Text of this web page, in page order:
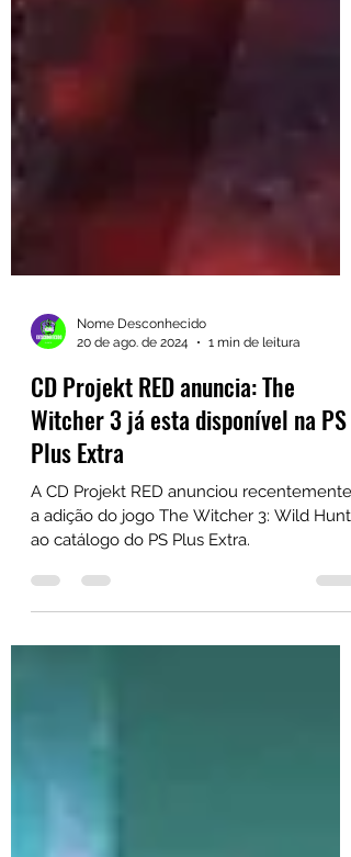
20 de ago. de 2024
1 min de leitura
CD Projekt RED anuncia: The
Witcher 3 já esta disponível na PS
Plus Extra
A CD Projekt RED anunciou recentemente
a adição do jogo The Witcher 3: Wild Hunt
ao catálogo do PS Plus Extra.